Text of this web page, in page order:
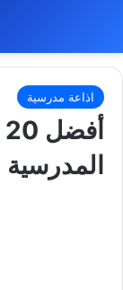
اذاعة مدرسية
المدرسية 2025